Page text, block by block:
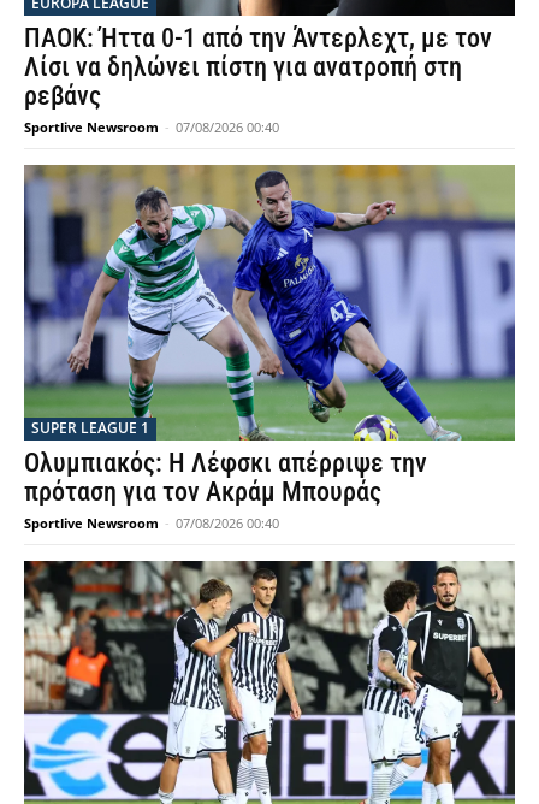
ΠΑΟΚ: Ήττα 0-1 από την Άντερλεχτ, με τον
Λίσι να δηλώνει πίστη για ανατροπή στη
ρεβάνς
Sportlive Newsroom - 07/08/2026 00:40
SUPER LEAGUE 1
Ολυμπιακός: Η Λέφσκι απέρριψε την
πρόταση για τον Ακράμ Μπουράς
Sportlive Newsroom - 07/08/2026 00:40